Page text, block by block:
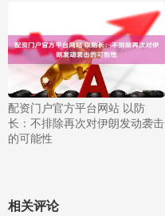
配资门户官方平台网站 以防
长：不排除再次对伊朗发动袭击
的可能性
相关评论